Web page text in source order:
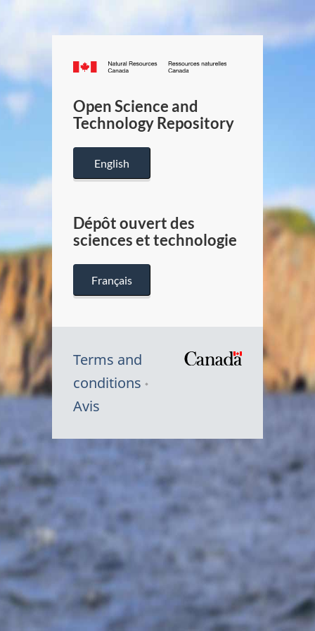
Canada.ca
/
Canada
Open Science and
Technology Repository
English
Dépôt ouvert des
sciences et technologie
Français
Terms and
conditions
Avis
Symbole
Canada